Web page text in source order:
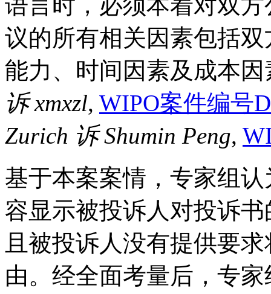
议的所有相关因素包括
能力、时间因素及成本
诉 xmxzl, WIPO案件编号
Zurich 诉 Shumin Peng,
基于本案案情，专家组
容显示被投诉人对投诉
且被投诉人没有提供要
由。经全面考量后，专